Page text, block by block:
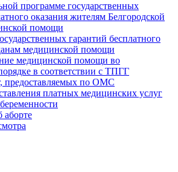
программе государственных
оказания жителям Белгородской
помощи
гарантий бесплатного
медицинской помощи
медицинской помощи во
в соответствии с ТПГГ
предоставляемых по ОМС
платных медицинских услуг